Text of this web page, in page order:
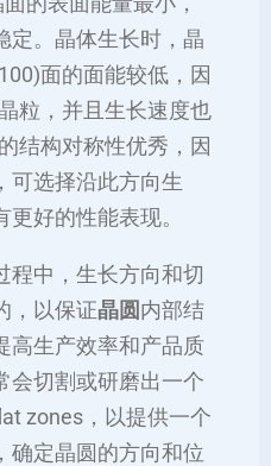
定。晶体生长时，晶
面的面能较低，因
粒，并且生长速度也
结构对称性优秀，因
可选择沿此方向生
好的性能表现。
程中，生长方向和切
，以保证晶圆 内部结
高生产效率和产品质
会切割或研磨出一个
zones，以提供一个
确定晶圆的方向和位